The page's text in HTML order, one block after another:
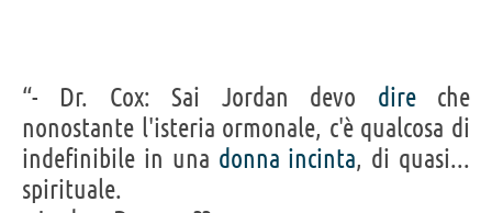
IDENTIKIT E DATI ANAGRAFICI
Christa
Cognome Miller Lawrence
Pseudonimo Christa Miller
Nato 28 maggio 1964
Sesso femminile
Nazionalità statunitense
“- Dr. Cox: Sai Jordan devo direche
nonostante l'isteria ormonale, c'è qualcosa di
indefinibile in una donna incinta, di quasi...
spirituale.